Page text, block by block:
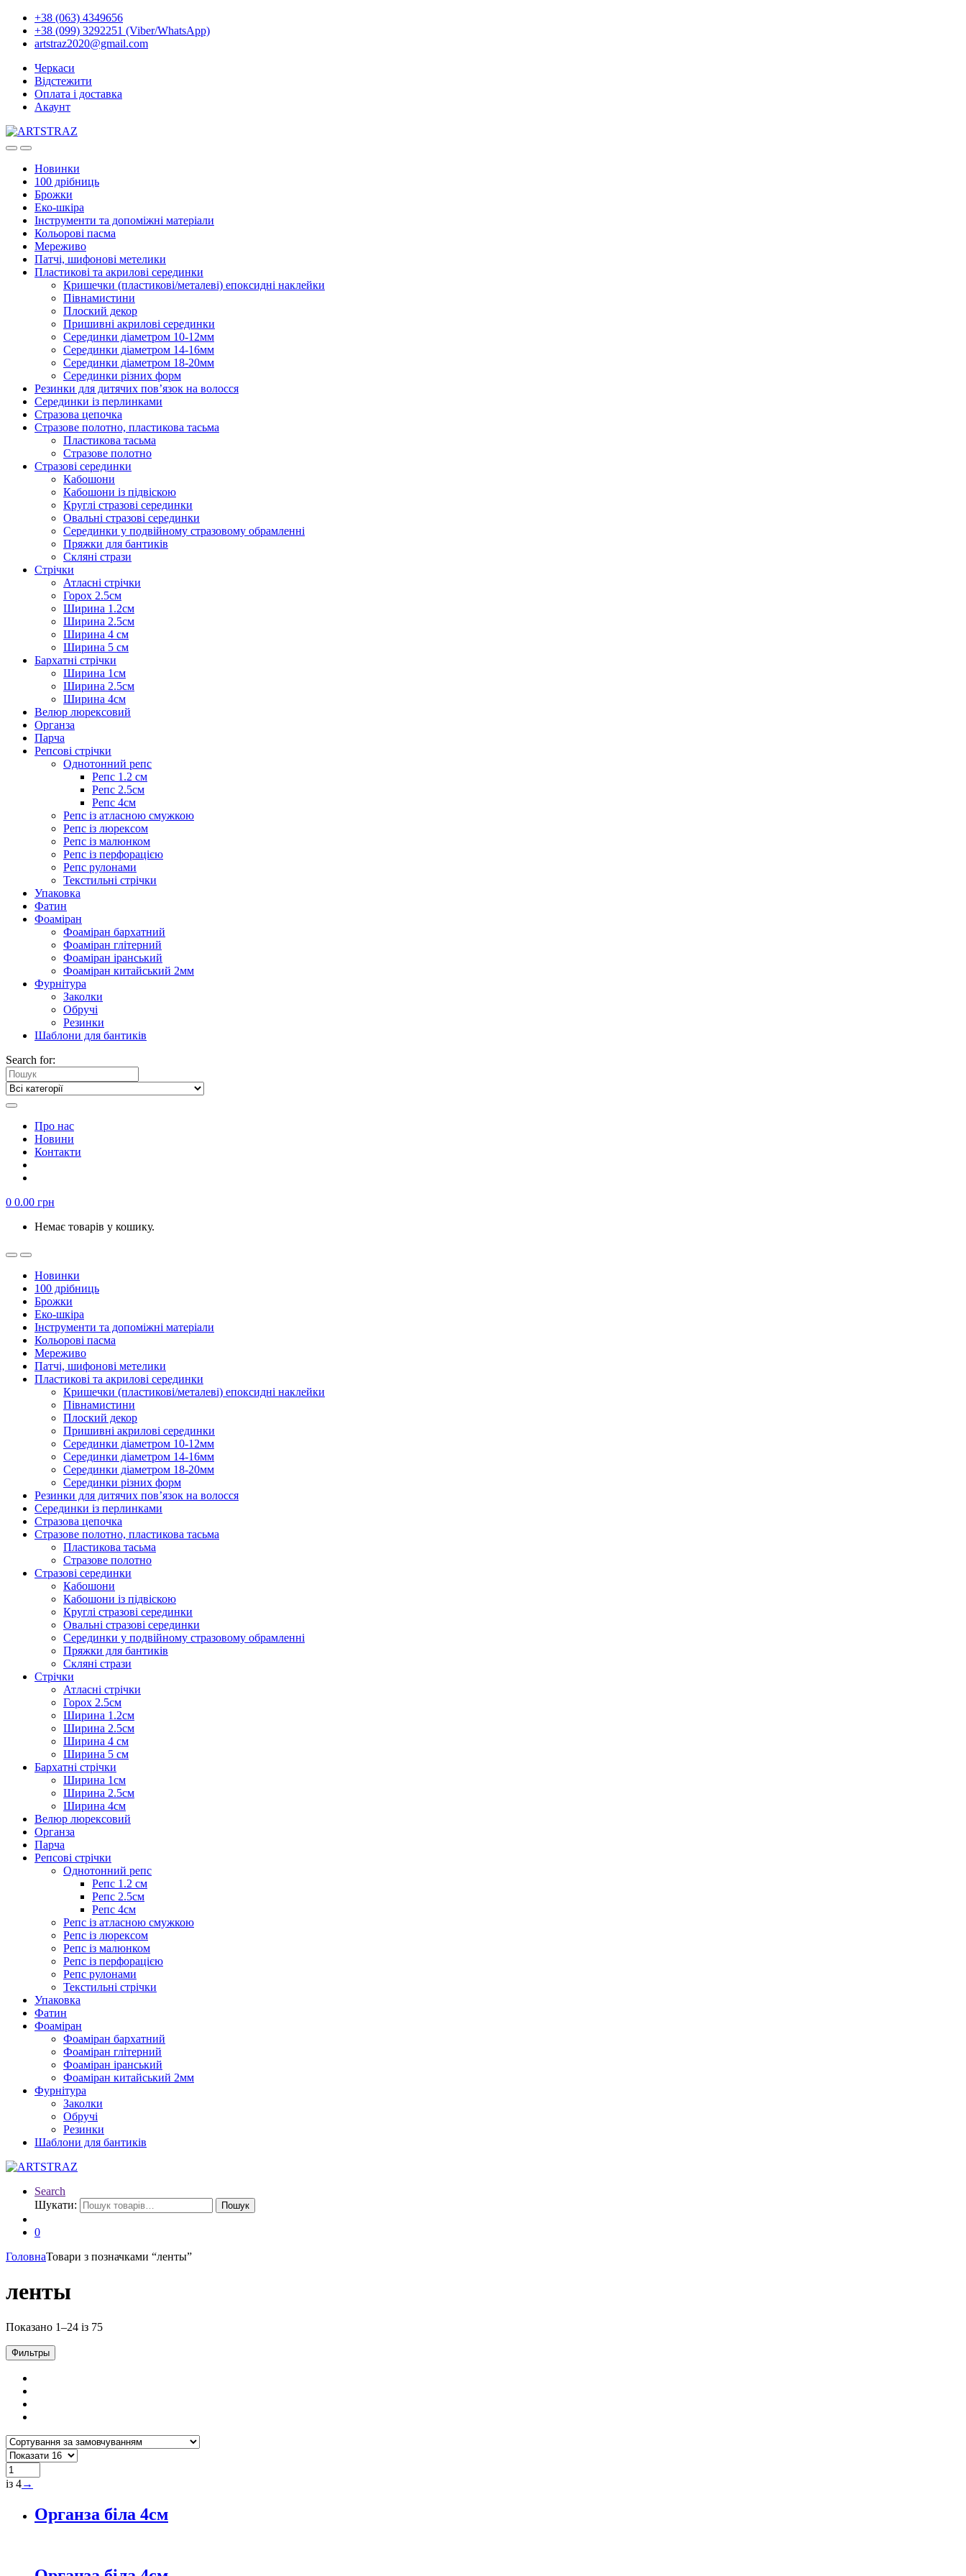
+38 (063) 4349656
+38 (099) 3292251 (Viber/WhatsApp)
artstraz2020@gmail.com
Черкаси
Відстежити
Оплата і доставка
Акаунт
Новинки
100 дрібниць
Брожки
Еко-шкіра
Інструменти та допоміжні матеріали
Кольорові пасма
Мереживо
Патчі, шифонові метелики
Пластикові та акрилові серединки
Кришечки (пластикові/металеві) епоксидні наклейки
Півнамистини
Плоский декор
Пришивні акрилові серединки
Серединки діаметром 10-12мм
Серединки діаметром 14-16мм
Серединки діаметром 18-20мм
Серединки різних форм
Резинки для дитячих пов’язок на волосся
Серединки із перлинками
Стразова цепочка
Стразове полотно, пластикова тасьма
Пластикова тасьма
Стразове полотно
Стразові серединки
Кабошони
Кабошони із підвіскою
Круглі стразові серединки
Овальні стразові серединки
Серединки у подвійному стразовому обрамленні
Пряжки для бантиків
Скляні стрази
Стрічки
Атласні стрічки
Горох 2.5см
Ширина 1.2см
Ширина 2.5см
Ширина 4 см
Ширина 5 см
Бархатні стрічки
Ширина 1см
Ширина 2.5см
Ширина 4см
Велюр люрексовий
Органза
Парча
Репсові стрічки
Однотонний репс
Репс 1.2 см
Репс 2.5см
Репс 4см
Репс із атласною смужкою
Репс із люрексом
Репс із малюнком
Репс із перфорацією
Репс рулонами
Текстильні стрічки
Упаковка
Фатин
Фоаміран
Фоаміран бархатний
Фоаміран глітерний
Фоаміран іранський
Фоаміран китайський 2мм
Фурнітура
Заколки
Обручі
Резинки
Шаблони для бантиків
Search for:
Про нас
Новини
Контакти
0 0.00 грн
Немає товарів у кошику.
Новинки
100 дрібниць
Брожки
Еко-шкіра
Інструменти та допоміжні матеріали
Кольорові пасма
Мереживо
Патчі, шифонові метелики
Пластикові та акрилові серединки
Кришечки (пластикові/металеві) епоксидні наклейки
Півнамистини
Плоский декор
Пришивні акрилові серединки
Серединки діаметром 10-12мм
Серединки діаметром 14-16мм
Серединки діаметром 18-20мм
Серединки різних форм
Резинки для дитячих пов’язок на волосся
Серединки із перлинками
Стразова цепочка
Стразове полотно, пластикова тасьма
Пластикова тасьма
Стразове полотно
Стразові серединки
Кабошони
Кабошони із підвіскою
Круглі стразові серединки
Овальні стразові серединки
Серединки у подвійному стразовому обрамленні
Пряжки для бантиків
Скляні стрази
Стрічки
Атласні стрічки
Горох 2.5см
Ширина 1.2см
Ширина 2.5см
Ширина 4 см
Ширина 5 см
Бархатні стрічки
Ширина 1см
Ширина 2.5см
Ширина 4см
Велюр люрексовий
Органза
Парча
Репсові стрічки
Однотонний репс
Репс 1.2 см
Репс 2.5см
Репс 4см
Репс із атласною смужкою
Репс із люрексом
Репс із малюнком
Репс із перфорацією
Репс рулонами
Текстильні стрічки
Упаковка
Фатин
Фоаміран
Фоаміран бархатний
Фоаміран глітерний
Фоаміран іранський
Фоаміран китайський 2мм
Фурнітура
Заколки
Обручі
Резинки
Шаблони для бантиків
Search
Шукати:
Пошук
0
ГоловнаТовари з позначками “ленты”
ленты
Показано 1–24 із 75
Фильтры
із 4→
Органза біла 4см